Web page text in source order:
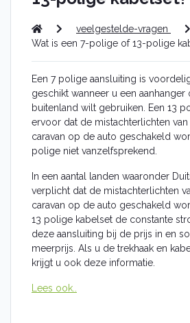
Audi
BMW
Ford
Honda
Hyundai
Jaguar
Jeep
Kia
Land Rover
Lexus
Mazda
Mercedes
Nissan
Peugeot
Opel
Renault
Seat
veelgestelde-vragen
Wat is een 7-polige of 13-polige
Een 7 polige aansluiting is
geschikt wanneer u een aanhanger
buitenland wilt gebruiken. Een 13
ervoor dat de mistachterlichten
caravan op de auto geschakeld
polige niet vanzelfsprekend.
In een aantal landen waaronder
verplicht dat de mistachterlichten
caravan op de auto geschakeld
13 polige kabelset de constante
deze aansluiting bij de prijs in en
meerprijs. Als u de trekhaak en
krijgt u ook deze informatie.
Lees ook..